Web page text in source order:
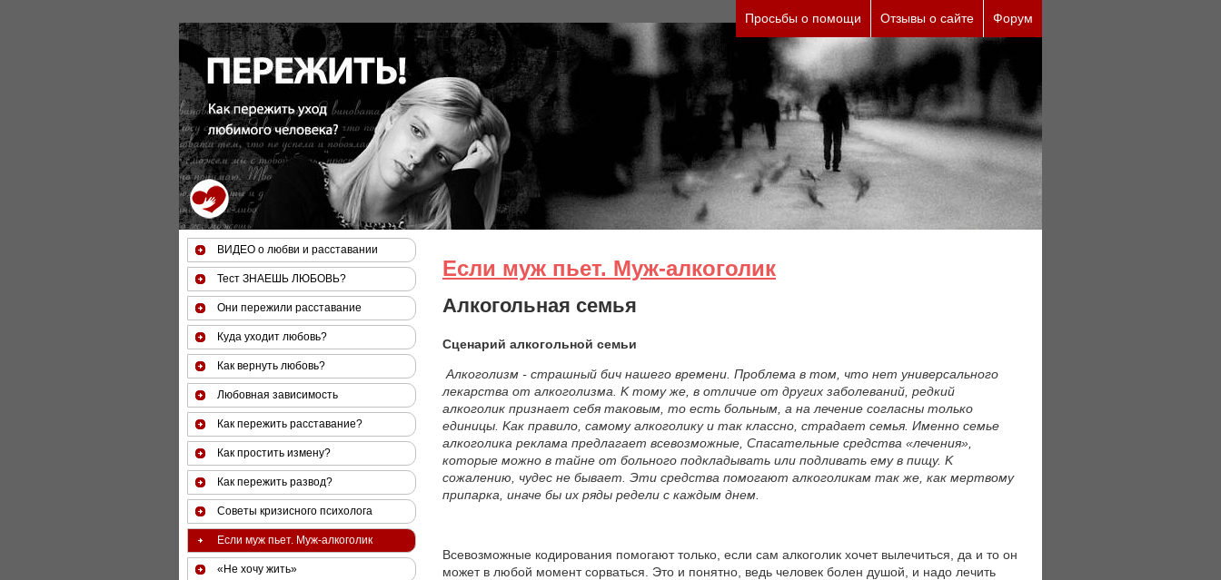
За 50 минут Вы можете оценить тяжесть своего состояния и его психологические причины (бесплатно)
Просьбы о помощи Отзывы о сайте Форум
Если муж пьет. Муж-алкоголик
Алкогольная семья
Сценарий алкогольной семьи
Алкоголизм - страшный бич нашего времени. Проблема в том, что нет универсального
лекарства от алкоголизма. K тому же, в отличие от других заболеваний, редкий
алкоголик признает себя таковым, то есть больным, а на лечение согласны только
единицы. Kак правило, самому алкоголику и так классно, страдает семья. Именно семье
алкоголика реклама предлагает всевозможные, Спасательные средства «лечения»,
которые можно в тайне от больного подкладывать или подливать ему в пищу. K
сожалению, чудес не бывает. Эти средства помогают алкоголикам так же, как мертвому
припарка, иначе бы их ряды редели с каждым днем.
Всевозможные кодирования помогают только, если сам алкоголик хочет вылечиться, да и то он
может в любой момент сорваться. Это и понятно, ведь человек болен душой, и надо лечить
ВИДЕО о любви и расставании
Тест ЗНАЕШЬ ЛЮБОВЬ?
Они пережили расставание
Куда уходит любовь?
Как вернуть любовь?
Любовная зависимость
Как пережить расставание?
Как простить измену?
Как пережить развод?
Советы кризисного психолога
Если муж пьет. Муж-алкоголик
«Не хочу жить»